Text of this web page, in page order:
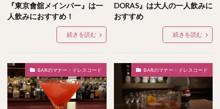
『東京會舘メインバー』は一
人飲みにおすすめ！
続きを読む
DORAS』は大人の一人飲みに
おすすめ
続きを読む
BARのマナー・ドレスコード BARのマナー・ドレスコード